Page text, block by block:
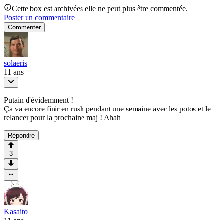
Cette box est archivées elle ne peut plus être commentée.
Poster un commentaire
Commenter
solaeris
11 ans
Putain d'évidemment !
Ça va encore finir en rush pendant une semaine avec les potos et le
relancer pour la prochaine maj ! Ahah
Répondre
3
Kasaito